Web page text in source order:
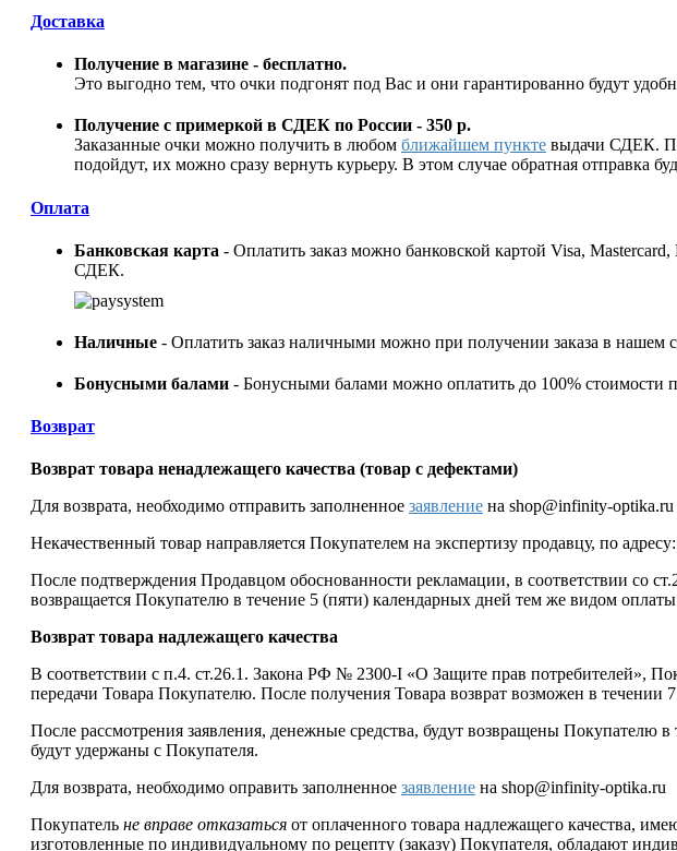
Доставка
Получение в магазине - бесплатно.
Это выгодно тем, что очки подгонят под Вас и они гарантированно будут
Получение с примеркой в СДЕК по России - 350 р.
Заказанные очки можно получить в любом ближайшем пункте выдачи СДЕК.
подойдут, их можно сразу вернуть курьеру. В этом случае обратная отправка
Оплата
Банковская карта - Оплатить заказ можно банковской картой Visa,
СДЕК.
Наличные - Оплатить заказ наличными можно при получении заказа в нашем
Бонусными балами - Бонусными балами можно оплатить до 100% стоимости
Возврат
Возврат товара ненадлежащего качества (товар с дефектами)
Для возврата, необходимо отправить заполненное заявление на shop@infinity-optika.ru
Некачественный товар направляется Покупателем на экспертизу продавцу, по
После подтверждения Продавцом обоснованности рекламации, в соответствии со
возвращается Покупателю в течение 5 (пяти) календарных дней тем же видом
Возврат товара надлежащего качества
В соответствии с п.4. ст.26.1. Закона РФ № 2300-I «О Защите прав потребителей»,
передачи Товара Покупателю. После получения Товара возврат возможен в течении
После рассмотрения заявления, денежные средства, будут возвращены Покупателю
будут удержаны с Покупателя.
Для возврата, необходимо оправить заполненное заявление на shop@infinity-optika.ru
Покупатель не вправе отказаться от оплаченного товара надлежащего качества,
изготовленные по индивидуальному по рецепту (заказу) Покупателя, обладают